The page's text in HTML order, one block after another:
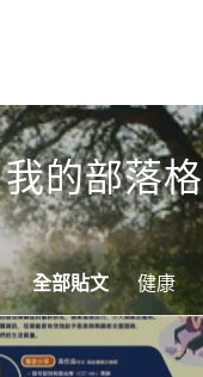
我的部落格
全部貼文 健康